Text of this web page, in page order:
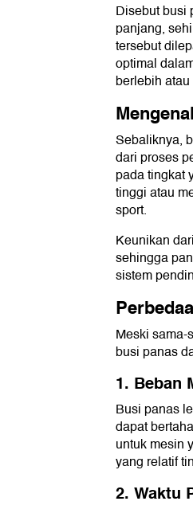
Disebut busi
panjang,
tersebut
optimal
berlebih
Sebaliknya,
dari proses
pada tingkat
tinggi atau
sport.
Keunikan
sehingga
sistem
Meski
busi panas
1. Beban
Busi panas
dapat
untuk mesin
yang relatif
2. Waktu